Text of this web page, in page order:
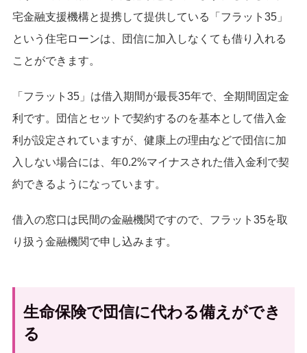
宅金融支援機構と提携して提供している「フラット35」
という住宅ローンは、団信に加入しなくても借り入れる
ことができます。
「フラット35」は借入期間が最長35年で、全期間固定金
利です。団信とセットで契約するのを基本として借入金
利が設定されていますが、健康上の理由などで団信に加
入しない場合には、年0.2%マイナスされた借入金利で契
約できるようになっています。
借入の窓口は民間の金融機関ですので、フラット35を取
り扱う金融機関で申し込みます。
生命保険で団信に代わる備えができ
る